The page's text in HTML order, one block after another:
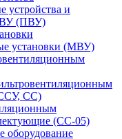
устройства и
(ПВУ)
установки (МВУ)
СС)
(СС-05)
оборудование